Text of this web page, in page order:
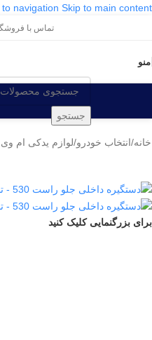
to navigation Skip to main content
تماس با فروشگاه
منو
جستجو
خانه/انتخاب خودرو/لوازم یدکی ام وی ام
برای بزرگنمایی کلیک کنید